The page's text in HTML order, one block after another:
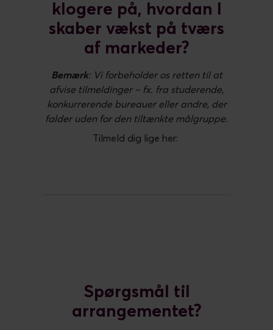
klogere på, hvordan I
skaber vækst på tværs
af markeder?
Bemærk: Vi forbeholder os retten til at
afvise tilmeldinger – fx. fra studerende,
konkurrerende bureauer eller andre, der
falder uden for den tiltænkte målgruppe.
Tilmeld dig lige her:
Spørgsmål til
arrangementet?